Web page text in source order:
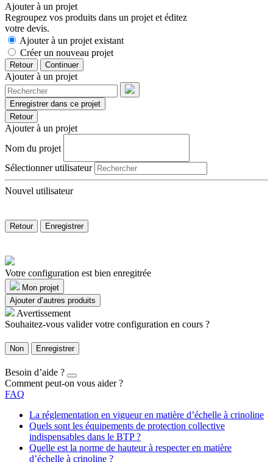
Ajouter à un projet
Regroupez vos produits dans un projet et éditez
votre devis.
Ajouter à un projet existant
Créer un nouveau projet
Retour Continuer
Ajouter à un projet
Enregistrer dans ce projet
Retour
Ajouter à un projet
Nom du projet
Sélectionner utilisateur
Nouvel utilisateur
Retour Enregistrer
Votre configuration est bien enregitrée
Mon projet
Ajouter d’autres produits
Avertissement
Souhaitez-vous valider votre configuration en cours ?
Non Enregistrer
Besoin d’aide ?
Comment peut-on vous aider ?
FAQ
La réglementation en vigueur en matière d’échelle à crinoline
Quels sont les équipements de protection collective
indispensables dans le BTP ?
Quelle est la norme de hauteur à respecter en matière
d’échelle à crinoline ?